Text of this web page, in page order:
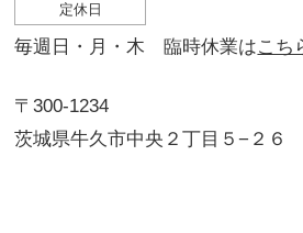
定休日
毎週日・月・木 臨時休業はこち
〒300-1234
茨城県牛久市中央２丁目５−２６